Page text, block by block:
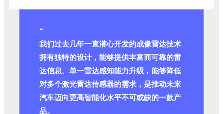
“
我们过去几年一直潜心开发的成像雷达技术
拥有独特的设计，能够提供丰富而可靠的雷
达信息、单一雷达感知能力升级，能够降低
对多个激光雷达传感器的需求，是推动未来
汽车迈向更高智能化水平不可或缺的一款产
品。